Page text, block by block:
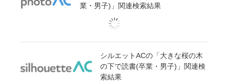
業・男子)」関連検索結果
シルエットACの「大きな桜の木
の下で読書(卒業・男子)」関連検
索結果